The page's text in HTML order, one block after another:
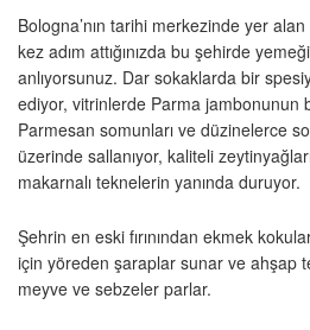
Bologna’nın tarihi merkezinde yer
kez adım attığınızda bu şehirde
anlıyorsunuz. Dar sokaklarda bir
ediyor, vitrinlerde Parma jambonunun
Parmesan somunları ve düzinelerce
üzerinde sallanıyor, kaliteli
makarnalı teknelerin yanında duruyor.
Şehrin en eski fırınından ekmek
için yöreden şaraplar sunar ve ahşap
meyve ve sebzeler parlar.